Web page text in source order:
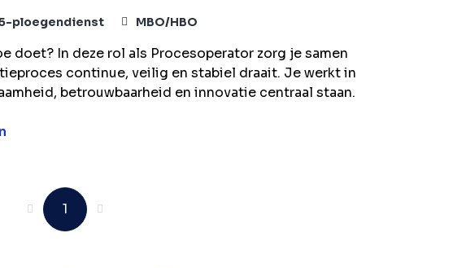
ploegendienst MBO/HBO
doet? In deze rol als Procesoperator zorg je samen
continue, veilig en stabiel draait. Je werkt in
betrouwbaarheid en innovatie centraal staan.
Vorige
1